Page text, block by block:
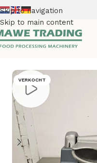
Skip to navigation
Skip to main content
Home
VERKOCHT